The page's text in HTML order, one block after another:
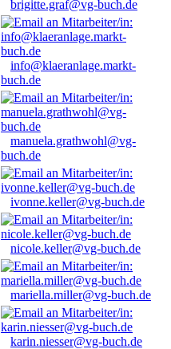
brigitte.graf@vg-buch.de
info@klaeranlage.markt-
buch.de
manuela.grathwohl@vg-
buch.de
ivonne.keller@vg-buch.de
nicole.keller@vg-buch.de
mariella.miller@vg-buch.de
karin.niesser@vg-buch.de